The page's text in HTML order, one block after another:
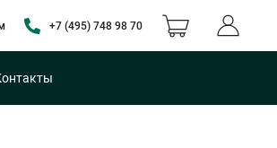
+7 (495) 748 98 70